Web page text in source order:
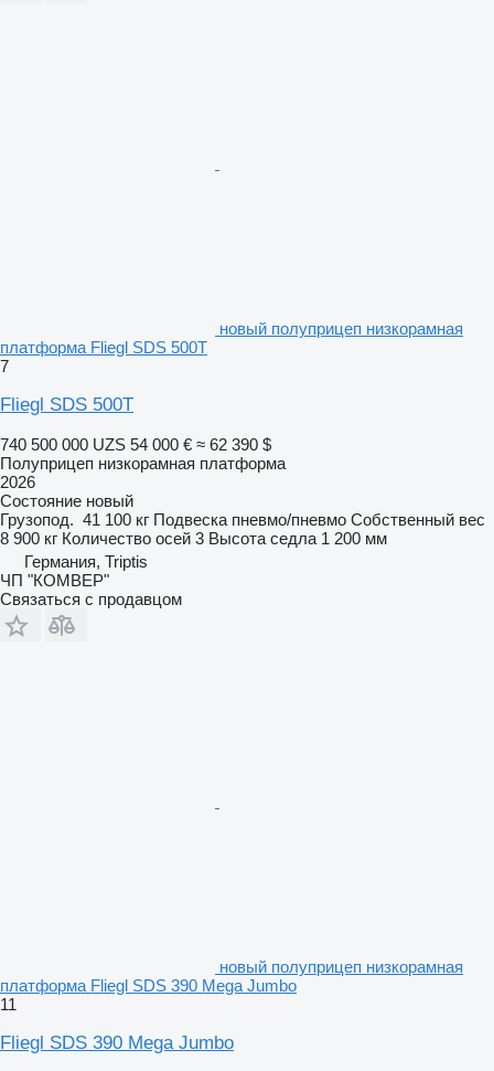
новый полуприцеп низкорамная
платформа Fliegl SDS 500T
7
Fliegl SDS 500T
740 500 000 UZS 54 000 € ≈ 62 390 $
Полуприцеп низкорамная платформа
2026
Состояние новый
Грузопод. 41 100 кг Подвеска пневмо/пневмо Собственный вес
8 900 кг Количество осей 3 Высота седла 1 200 мм
Германия, Triptis
ЧП "КОМВЕР"
Связаться с продавцом
новый полуприцеп низкорамная
платформа Fliegl SDS 390 Mega Jumbo
11
Fliegl SDS 390 Mega Jumbo